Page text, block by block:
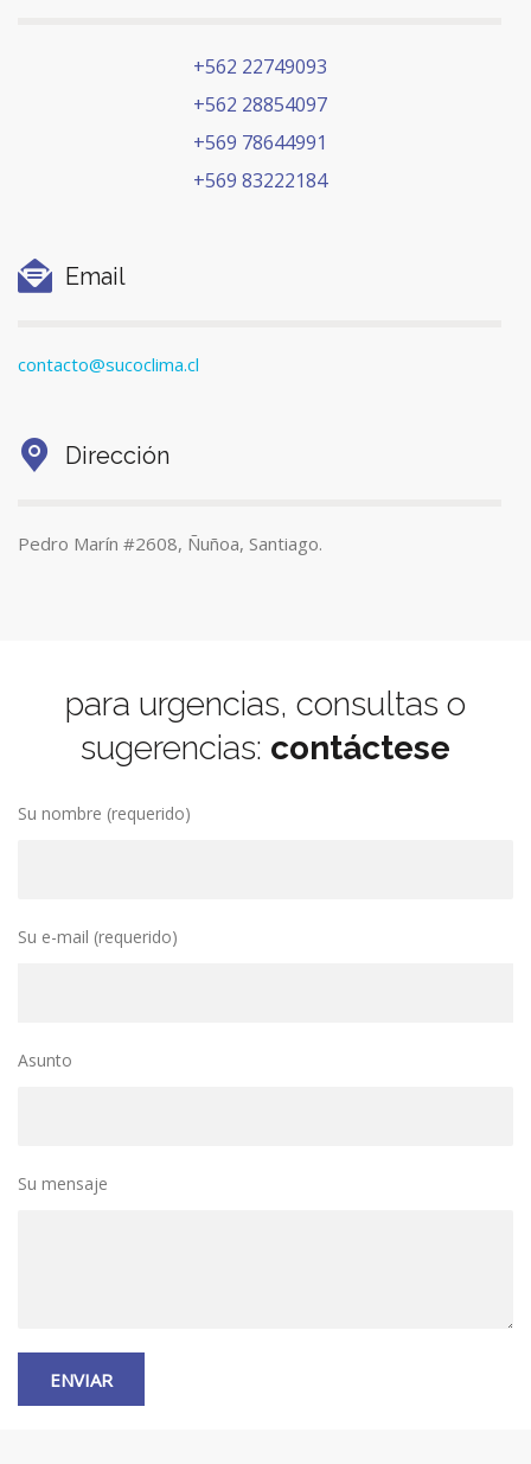
+562 22749093
+562 28854097
+569 78644991
+569 83222184
Email
contacto@sucoclima.cl
Dirección
Pedro Marín #2608, Ñuñoa, Santiago.
para urgencias, consultas o
sugerencias: contáctese
Su nombre (requerido)
Su e-mail (requerido)
Asunto
Su mensaje